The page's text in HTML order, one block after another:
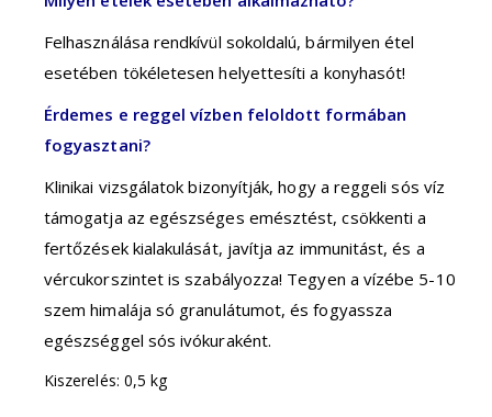
Felhasználása rendkívül sokoldalú, bármilyen étel
esetében tökéletesen helyettesíti a konyhasót!
Érdemes e reggel vízben feloldott formában
fogyasztani?
Klinikai vizsgálatok bizonyítják, hogy a reggeli sós víz
támogatja az egészséges emésztést, csökkenti a
fertőzések kialakulását, javítja az immunitást, és a
vércukorszintet is szabályozza! Tegyen a vízébe 5-10
szem himalája só granulátumot, és fogyassza
egészséggel sós ivókuraként.
Kiszerelés: 0,5 kg